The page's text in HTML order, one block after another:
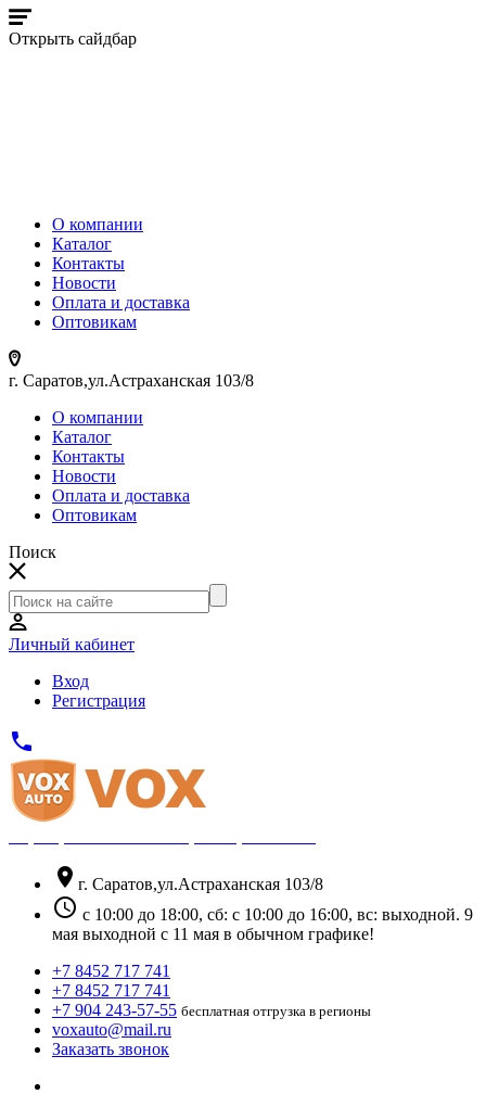
Открыть сайдбар
О компании
Каталог
Контакты
Новости
Оплата и доставка
Оптовикам
г. Саратов,ул.Астраханская 103/8
О компании
Каталог
Контакты
Новости
Оплата и доставка
Оптовикам
Поиск
Личный кабинет
Вход
Регистрация
phone
location_on г. Саратов,ул.Астраханская 103/8
schedule с 10:00 до 18:00, сб: с 10:00 до 16:00, вс: выходной. 9
мая выходной с 11 мая в обычном графике!
+7 8452 717 741
+7 8452 717 741
+7 904 243-57-55 бесплатная отгрузка в регионы
voxauto@mail.ru
Заказать звонок